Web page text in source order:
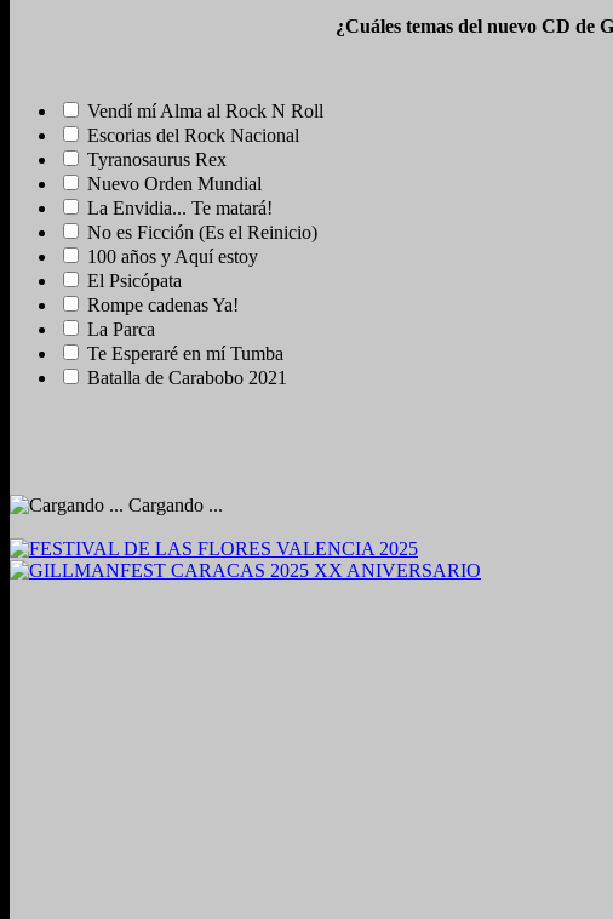
¿Cuáles temas del nuevo CD de
Vendí mí Alma al Rock N Roll
Escorias del Rock Nacional
Tyranosaurus Rex
Nuevo Orden Mundial
La Envidia... Te matará!
No es Ficción (Es el Reinicio)
100 años y Aquí estoy
El Psicópata
Rompe cadenas Ya!
La Parca
Te Esperaré en mí Tumba
Batalla de Carabobo 2021
Cargando ...